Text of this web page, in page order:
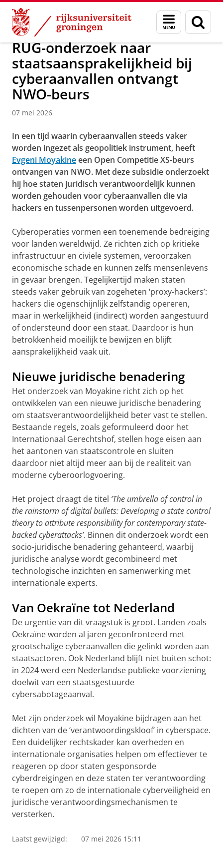
Skip
Content
Skip
Navigation
Menu
en
zoeken
Over ons Nieuwsarchief
RUG-onderzoek naar
staatsaansprakelijkheid bij
cyberaanvallen ontvangt
NWO-beurs
07 mei 2026
In een tijd waarin cyberaanvallen steeds vaker
worden ingezet als geopolitiek instrument, heeft
Evgeni Moyakineeen Open Competitie XS-beurs
ontvangen van NWO. Met deze subsidie onderzoekt
hij hoe staten juridisch verantwoordelijk kunnen
worden gehouden voor cyberaanvallen die via
hackers en tussenpersonen worden uitgevoerd.
Cyberoperaties vormen een toenemende bedreiging
voor landen wereldwijd. Ze richten zich op kritieke
infrastructuur en civiele systemen, veroorzaken
economische schade en kunnen zelfs mensenlevens
in gevaar brengen. Tegelijkertijd maken staten
steeds vaker gebruik van zogeheten ‘proxy-hackers’:
hackers die ogenschijnlijk zelfstandig opereren,
maar in werkelijkheid (indirect) worden aangestuurd
of ondersteund door een staat. Daardoor is hun
betrokkenheid moeilijk te bewijzen en blijft
aansprakelijkheid vaak uit.
Nieuwe juridische benadering
Het onderzoek van Moyakine richt zich op het
ontwikkelen van een nieuwe juridische benadering
om staatsverantwoordelijkheid beter vast te stellen.
Bestaande regels, zoals geformuleerd door het
Internationaal Gerechtshof, stellen hoge eisen aan
het aantonen van staatscontrole en sluiten
daardoor niet altijd meer aan bij de realiteit van
moderne cyberoorlogvoering.
Het project draagt de titel ‘The umbrella of control in
the rainstorm of digital bullets: Developing a state control
theory to attribute responsibility for contemporary state-
backed cyberattacks’. Binnen dit onderzoek wordt een
socio-juridische benadering gehanteerd, waarbij
juridische analyse wordt gecombineerd met
technologische inzichten en samenwerking met
internationale experts.
Van Oekraïne tot Nederland
De urgentie van dit vraagstuk is groot. Landen zoals
Oekraïne worden al jaren geconfronteerd met
grootschalige cyberaanvallen die gelinkt worden aan
staatsactoren. Ook Nederland blijft niet buiten schot:
in 2024 werd een Nederlandse publieke voorziening
doelwit van een staatsgestuurde
cybersabotageaanval.
Met zijn onderzoek wil Moyakine bijdragen aan het
dichten van de ‘verantwoordingskloof’ in cyberspace.
Een duidelijker rechtskader kan overheden en
internationale organisaties helpen om effectiever te
reageren op door staten gesponsorde
cyberdreigingen en deze staten ter verantwoording
te roepen om zo de internationale cyberveiligheid en
juridische verantwoordingsmechanismen te
versterken.
Laatst gewijzigd: 07 mei 2026 15:11